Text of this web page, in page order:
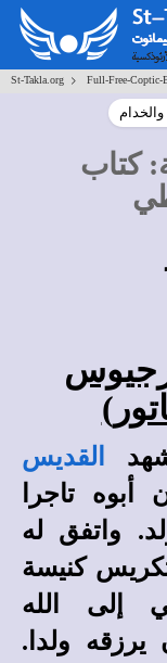
St-Takla.org> Full-Free-Coptic-
:كتاب
القديس
أبوه تاجرا
واتفق له
كنيسة
إلى الله
ولدا.